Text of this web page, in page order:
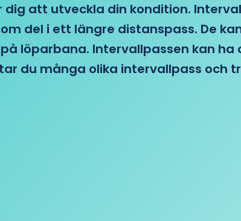
att utveckla din kondition.
del i ett längre distanspass. De
löparbana. Intervallpassen kan ha
du många olika intervallpass och